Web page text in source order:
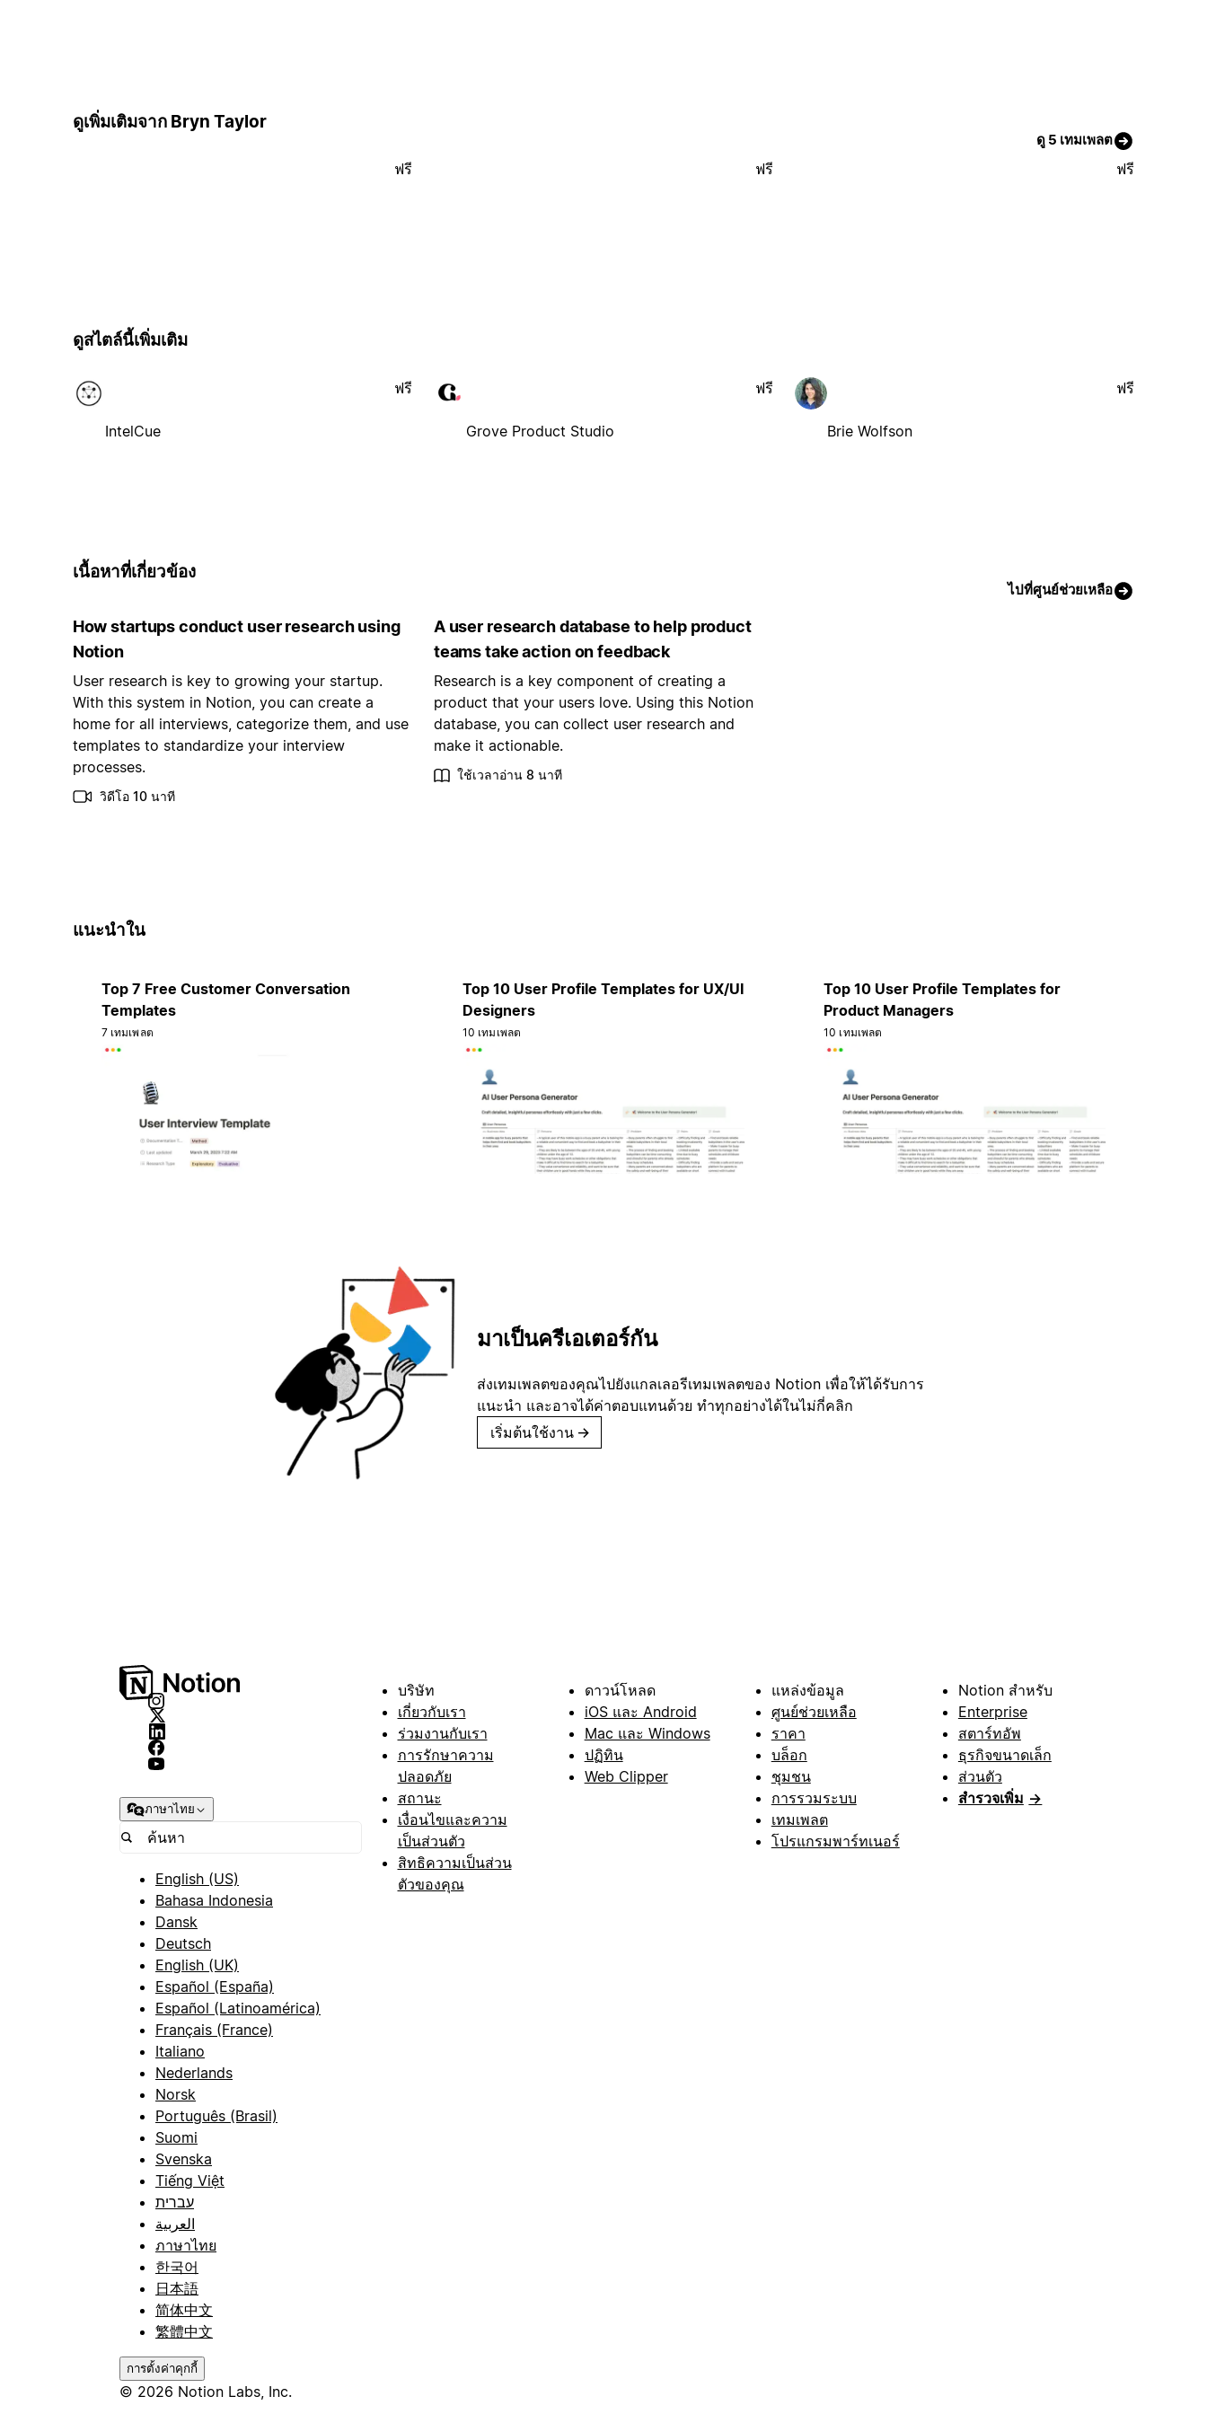
ดูเพิ่มเติมจาก Bryn Taylor
ดู 5 เทมเพลต
ฟรี ฟรี ฟรี
ดูสไตล์นี้เพิ่มเติม
IntelCue
ฟรี
Grove Product Studio
ฟรี
Brie Wolfson
ฟรี
เนื้อหาที่เกี่ยวข้อง
ไปที่ศูนย์ช่วยเหลือ
How startups conduct user research using
Notion
User research is key to growing your startup.
With this system in Notion, you can create a
home for all interviews, categorize them, and use
templates to standardize your interview
processes.
วิดีโอ 10 นาที
A user research database to help product
teams take action on feedback
Research is a key component of creating a
product that your users love. Using this Notion
database, you can collect user research and
make it actionable.
ใช้เวลาอ่าน 8 นาที
แนะนำใน
Top 7 Free Customer Conversation
Templates
7 เทมเพลต
Top 10 User Profile Templates for UX/UI
Designers
10 เทมเพลต
Top 10 User Profile Templates for
Product Managers
10 เทมเพลต
มาเป็นครีเอเตอร์กัน
ส่งเทมเพลตของคุณไปยังแกลเลอรีเทมเพลตของ Notion เพื่อให้ได้รับการ
แนะนำ และอาจได้ค่าตอบแทนด้วย ทำทุกอย่างได้ในไม่กี่คลิก
เริ่มต้นใช้งาน →
ภาษาไทย
English (US)
Bahasa Indonesia
Dansk
Deutsch
English (UK)
Español (España)
Español (Latinoamérica)
Français (France)
Italiano
Nederlands
Norsk
Português (Brasil)
Suomi
Svenska
Tiếng Việt
עברית
العربية
ภาษาไทย
한국어
日本語
简体中文
繁體中文
การตั้งค่าคุกกี้
© 2026 Notion Labs, Inc.
บริษัท
เกี่ยวกับเรา
ร่วมงานกับเรา
การรักษาความ
ปลอดภัย
สถานะ
เงื่อนไขและความ
เป็นส่วนตัว
สิทธิความเป็นส่วน
ตัวของคุณ
ดาวน์โหลด
iOS และ Android
Mac และ Windows
ปฏิทิน
Web Clipper
แหล่งข้อมูล
ศูนย์ช่วยเหลือ
ราคา
บล็อก
ชุมชน
การรวมระบบ
เทมเพลต
โปรแกรมพาร์ทเนอร์
Notion สำหรับ
Enterprise
สตาร์ทอัพ
ธุรกิจขนาดเล็ก
ส่วนตัว
สำรวจเพิ่ม →